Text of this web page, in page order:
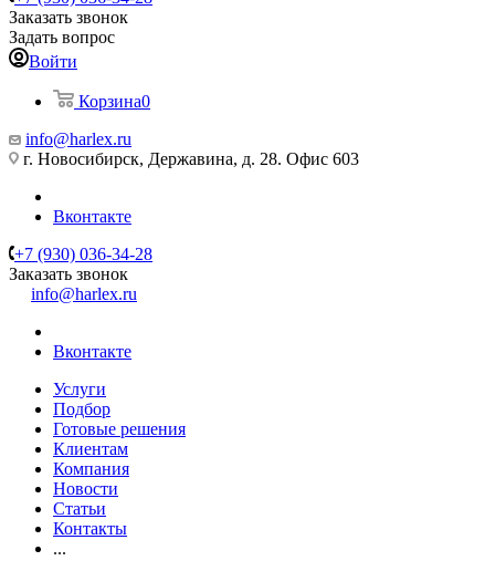
Заказать звонок
Задать вопрос
Войти
Корзина0
info@harlex.ru
г. Новосибирск, Державина, д. 28. Офис 603
Вконтакте
+7 (930) 036-34-28
Заказать звонок
info@harlex.ru
Вконтакте
Услуги
Подбор
Готовые решения
Клиентам
Компания
Новости
Статьи
Контакты
...